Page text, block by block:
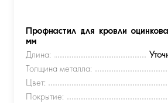
Профнастил для кровли
мм
Длина:
Толщина металла:
Цвет:
Покрытие: